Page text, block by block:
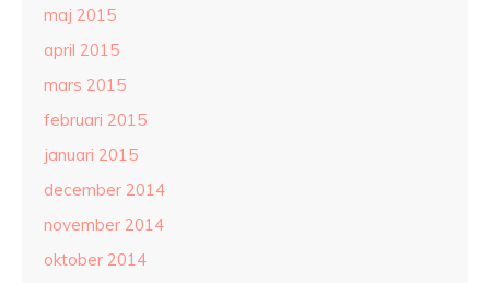
maj 2015
april 2015
mars 2015
februari 2015
januari 2015
december 2014
november 2014
oktober 2014